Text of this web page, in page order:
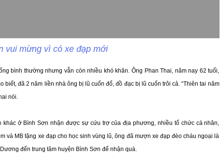
vui mừng vì có xe đạp mới
bình thường nhưng vẫn còn nhiều khó khăn. Ông Phan Thai, năm nay 62 tuổi,
đã 2 năm liền nhà ông bị lũ cuốn đổ, đồ đạc bị lũ cuốn trôi cả. “Thiên tai năm
nói.
ở Bình Sơn nhận được sự cứu trợ của địa phương, nhiều tổ chức cá nhân,
và MB tặng xe đạp cho học sinh vùng lũ, ông đã mượn xe đạp đèo cháu ngoại là
đến trung tâm huyện Bình Sơn để nhận quà.